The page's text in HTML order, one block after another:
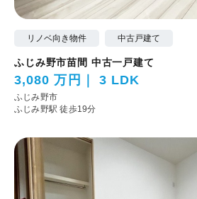
リノベ向き物件 中古戸建て
ふじみ野市苗間 中古一戸建て
3,080 万円 3 LDK
ふじみ野市
ふじみ野駅 徒歩19分